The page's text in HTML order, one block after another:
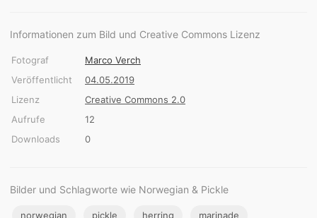
Informationen zum Bild und Creative Commons Lizenz
Fotograf
Marco Verch
Veröffentlicht
04.05.2019
Lizenz
Creative Commons 2.0
Aufrufe
12
Downloads
0
Bilder und Schlagworte wie Norwegian & Pickle
norwegian pickle herring marinade